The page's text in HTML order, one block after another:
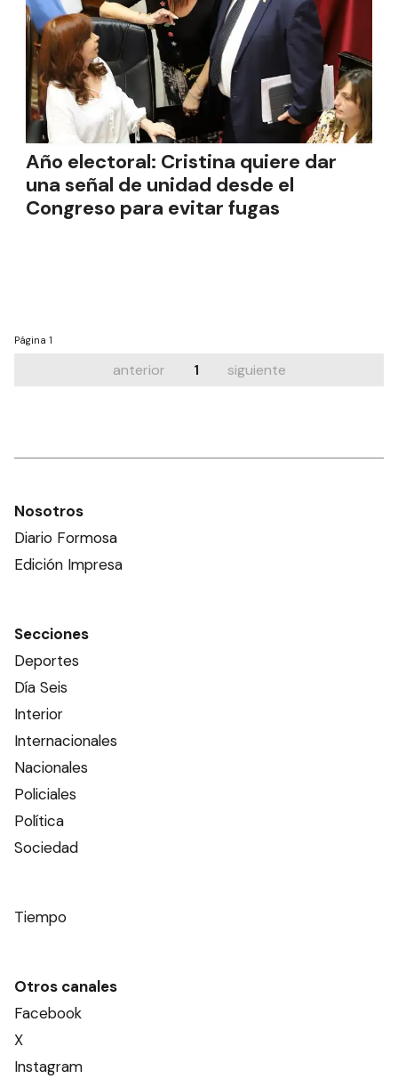
Año electoral: Cristina quiere dar
una señal de unidad desde el
Congreso para evitar fugas
Página 1
anterior 1 siguiente
Nosotros
Diario Formosa
Edición Impresa
Secciones
Deportes
Día Seis
Interior
Internacionales
Nacionales
Policiales
Política
Sociedad
Tiempo
Otros canales
Facebook
X
Instagram